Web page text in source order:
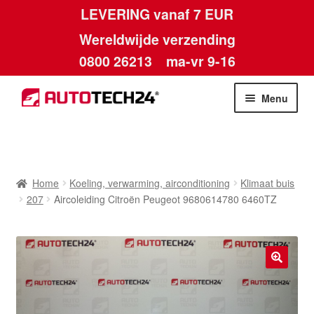
LEVERING vanaf 7 EUR
Wereldwijde verzending
0800 26213 ma-vr 9-16
Skip
to
Skip
to
Menu
Betalingen
Contact
Home Koeling, verwarming, airconditioning
Klimaat buis
207
Aircoleiding Citroën Peugeot 9680614780 6460TZ
🔍